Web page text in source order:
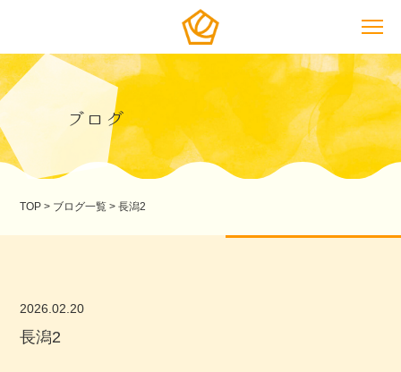
ブログ
TOP > ブログ一覧 >長潟2
2026.02.20
長潟2